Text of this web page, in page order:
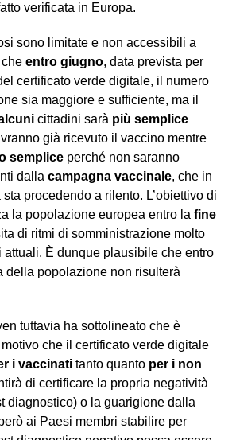
verificata in Europa.
sono limitate e non accessibili a
entro giugno, data prevista per
certificato verde digitale, il numero
sia maggiore e sufficiente, ma il
cittadini sarà più semplice
già ricevuto il vaccino mentre
semplice perché non saranno
dalla campagna vaccinale, che in
procedendo a rilento. L’obiettivo di
la popolazione europea entro la fine
di ritmi di somministrazione molto
È dunque plausibile che entro
della popolazione non risulterà
tuttavia ha sottolineato che è
che il certificato verde digitale
i vaccinati tanto quanto per i non
di certificare la propria negatività
diagnostico) o la guarigione dalla
ai Paesi membri stabilire per